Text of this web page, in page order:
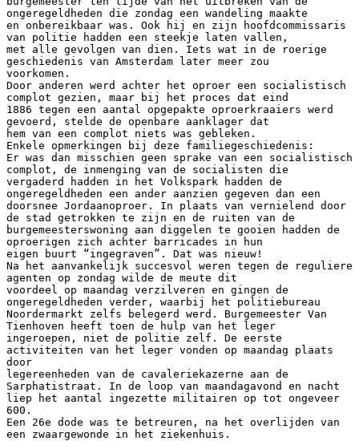
ongeregeldheden die zondag een wandeling maakte
en onbereikbaar was. Ook hij en zijn hoofdcommissaris
van politie hadden een steekje laten vallen,
met alle gevolgen van dien. Iets wat in de roerige
geschiedenis van Amsterdam later meer zou
voorkomen.
Door anderen werd achter het oproer een socialistisch
complot gezien, maar bij het proces dat eind
1886 tegen een aantal opgepakte oproerkraaiers werd
gevoerd, stelde de openbare aanklager dat
hem van een complot niets was gebleken.
Enkele opmerkingen bij deze familiegeschiedenis:
Er was dan misschien geen sprake van een socialistisch
complot, de inmenging van de socialisten die
vergaderd hadden in het Volkspark hadden de
ongeregeldheden een ander aanzien gegeven dan een
doorsnee Jordaanoproer. In plaats van vernielend door
de stad getrokken te zijn en de ruiten van de
burgemeesterswoning aan diggelen te gooien hadden de
oproerigen zich achter barricades in hun
eigen buurt “ingegraven”. Dat was nieuw!
Na het aanvankelijk succesvol weren tegen de reguliere
agenten op zondag wilde de meute dit
voordeel op maandag verzilveren en gingen de
ongeregeldheden verder, waarbij het politiebureau
Noordermarkt zelfs belegerd werd. Burgemeester Van
Tienhoven heeft toen de hulp van het leger
ingeroepen, niet de politie zelf. De eerste
activiteiten van het leger vonden op maandag plaats
door
legereenheden van de cavaleriekazerne aan de
Sarphatistraat. In de loop van maandagavond en nacht
liep het aantal ingezette militairen op tot ongeveer
600.
Een 26e dode was te betreuren, na het overlijden van
een zwaargewonde in het ziekenhuis.